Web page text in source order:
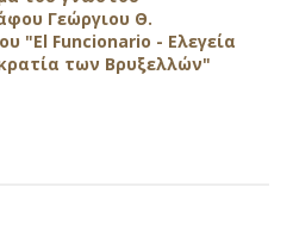
Γεώργιου Θ.
"El Funcionario - Ελεγεία
των Βρυξελλών"